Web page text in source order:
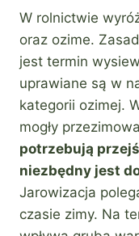
W rolnictwie
oraz ozime.
jest termin
uprawiane są w
kategorii ozimej.
mogły
potrzebują
niezbędny jest
Jarowizacja
czasie zimy. Na